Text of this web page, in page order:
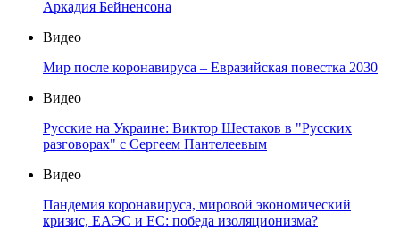
Аркадия Бейненсона
Видео
Мир после коронавируса – Евразийская повестка 2030
Видео
Русские на Украине: Виктор Шестаков в "Русских
разговорах" с Сергеем Пантелеевым
Видео
Пандемия коронавируса, мировой экономический
кризис, ЕАЭС и ЕС: победа изоляционизма?